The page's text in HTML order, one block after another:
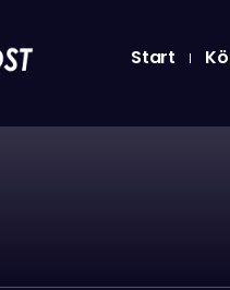
Start